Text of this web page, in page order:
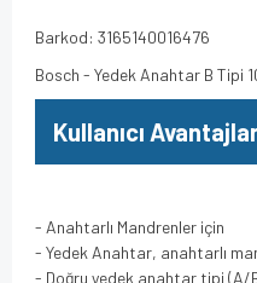
Barkod: 3165140016476
Bosch - Yedek Anahtar B Tipi
Kullanıcı
- Anahtarlı Mandrenler için
- Yedek Anahtar, anahtarlı
- Doğru yedek anahtar tipi